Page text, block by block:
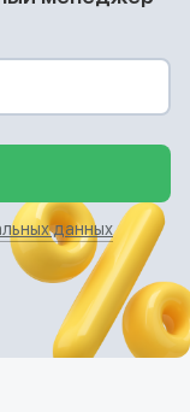
данных